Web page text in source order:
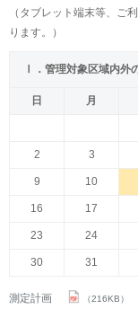
（タブレット端末等、ご
ります。）
Ⅰ．管理対象区域内外
日 月
2 3
9 10
16 17
23 24
30 31
測定計画 （216KB）